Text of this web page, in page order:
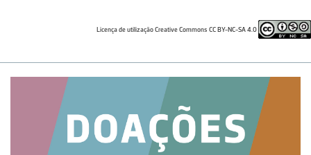
Licença de utilização Creative Commons CC BY-NC-SA 4.0